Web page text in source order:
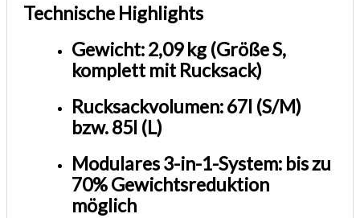
Technische Highlights
Gewicht: 2,09 kg (Größe S,
komplett mit Rucksack)
Rucksackvolumen: 67l (S/M)
bzw. 85l (L)
Modulares 3-in-1-System: bis zu
70% Gewichtsreduktion
möglich